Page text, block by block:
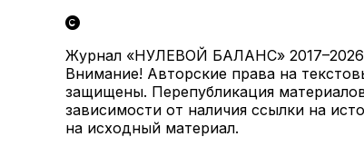
Журнал «НУЛЕВОЙ БАЛАНС» 2017–2026
Внимание! Авторские права на
защищены. Перепубликация
зависимости от наличия ссылки на
на исходный материал.